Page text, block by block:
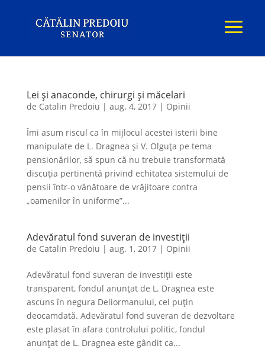
Lei și anaconde, chirurgi și măcelari
de Catalin Predoiu | aug. 4, 2017| Opinii
Îmi asum riscul ca în mijlocul acestei isterii bine
manipulate de L. Dragnea și V. Olguța pe tema
pensionărilor, să spun că nu trebuie transformată
discuția pertinentă privind echitatea sistemului de
pensii într-o vânătoare de vrăjitoare contra
„oamenilor în uniforme”...
Adevăratul fond suveran de investiții
de Catalin Predoiu | aug. 1, 2017| Opinii
Adevăratul fond suveran de investiții este
transparent, fondul anunțat de L. Dragnea este
ascuns în negura Deliormanului, cel puțin
deocamdată. Adevăratul fond suveran de dezvoltare
este plasat în afara controlului politic, fondul
anunțat de L. Dragnea este gândit ca...